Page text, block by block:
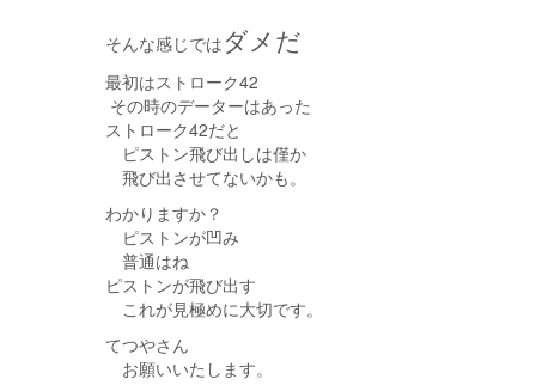
そんな感じではダメだ
最初はストローク42
その時のデーターはあった
ストローク42だと
ピストン飛び出しは僅か
飛び出させてないかも。
わかりますか？
ピストンが凹み
普通はね
ピストンが飛び出す
これが見極めに大切です。
てつやさん
お願いいたします。